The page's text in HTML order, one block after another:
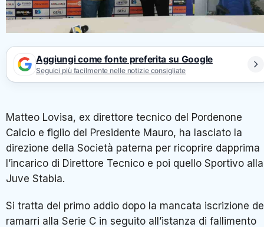
Aggiungi come fonte preferita su Google
Seguici più facilmente nelle notizie consigliate
Matteo Lovisa, ex direttore tecnico del Pordenone
Calcio e figlio del Presidente Mauro, ha lasciato la
direzione della Società paterna per ricoprire dapprima
l’incarico di Direttore Tecnico e poi quello Sportivo alla
Juve Stabia.
Si tratta del primo addio dopo la mancata iscrizione
ramarri alla Serie C in seguito all’istanza di fallimento